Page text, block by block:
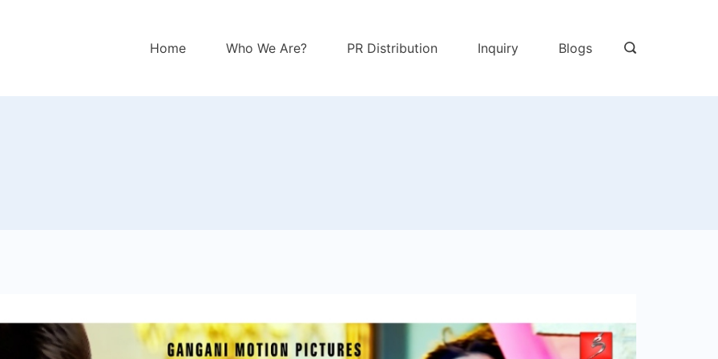
Home Who We Are? PR Distribution Inquiry Blogs